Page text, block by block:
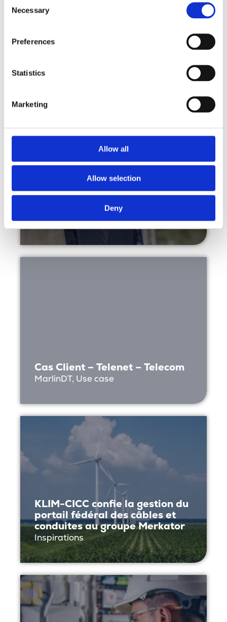
Selection
Necessary
Preferences
Statistics
Marketing
Allow all
Allow selection
Deny
Ryck parle de son expérience
chez Merkator
Notre équipe
Cas Client – Telenet – Telecom
MarlinDT, Use case
KLIM-CICC confie la gestion du
portail fédéral des câbles et
conduites au groupe Merkator
Inspirations